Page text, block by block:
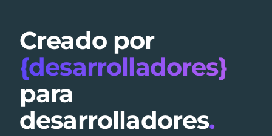
Creado por
{desarrolladores}
para
desarrolladores.